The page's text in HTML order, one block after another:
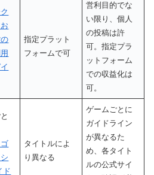
指定プラット
フォームで可
営利目的でな
い限り、個人
の投稿は許
可。指定プラ
ットフォーム
での収益化は
可。
ゴ
ド
タイトルによ
り異なる
ゲームごとに
ガイドライン
が異なるた
め、各タイト
ルの公式サイ